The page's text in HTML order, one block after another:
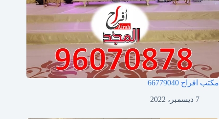
مكتب افراح 66779040
7 ديسمبر، 2022